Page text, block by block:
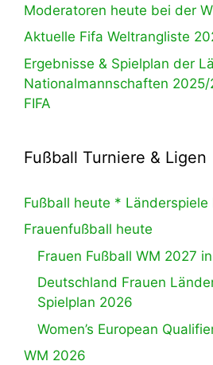
Moderatoren heute bei der
Aktuelle Fifa Weltrangliste
Ergebnisse & Spielplan der
Nationalmannschaften 2025/
FIFA
Fußball Turniere & Ligen
Fußball heute * Länderspiele
Frauenfußball heute
Frauen Fußball WM 2027
Deutschland Frauen
Spielplan 2026
Women’s European
WM 2026